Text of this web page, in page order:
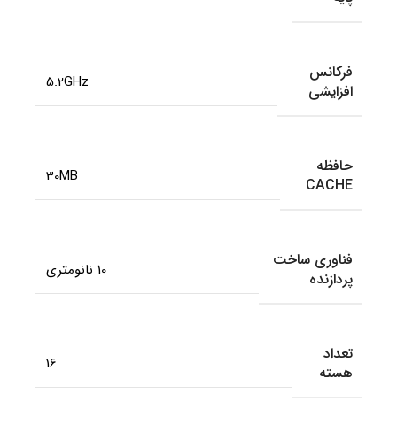
فرکانس
افزایشی
5.2GHz
حافظه
CACHE
30MB
فناوری ساخت
پردازنده
10 نانومتری
تعداد
هسته
16